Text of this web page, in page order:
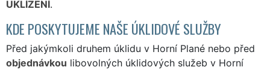
UKLÍZENÍ.
KDE POSKYTUJEME NAŠE ÚKLIDOVÉ SLUŽBY
Před jakýmkoli druhem úklidu v Horní Plané nebo před
objednávkou libovolných úklidových služeb v Horní